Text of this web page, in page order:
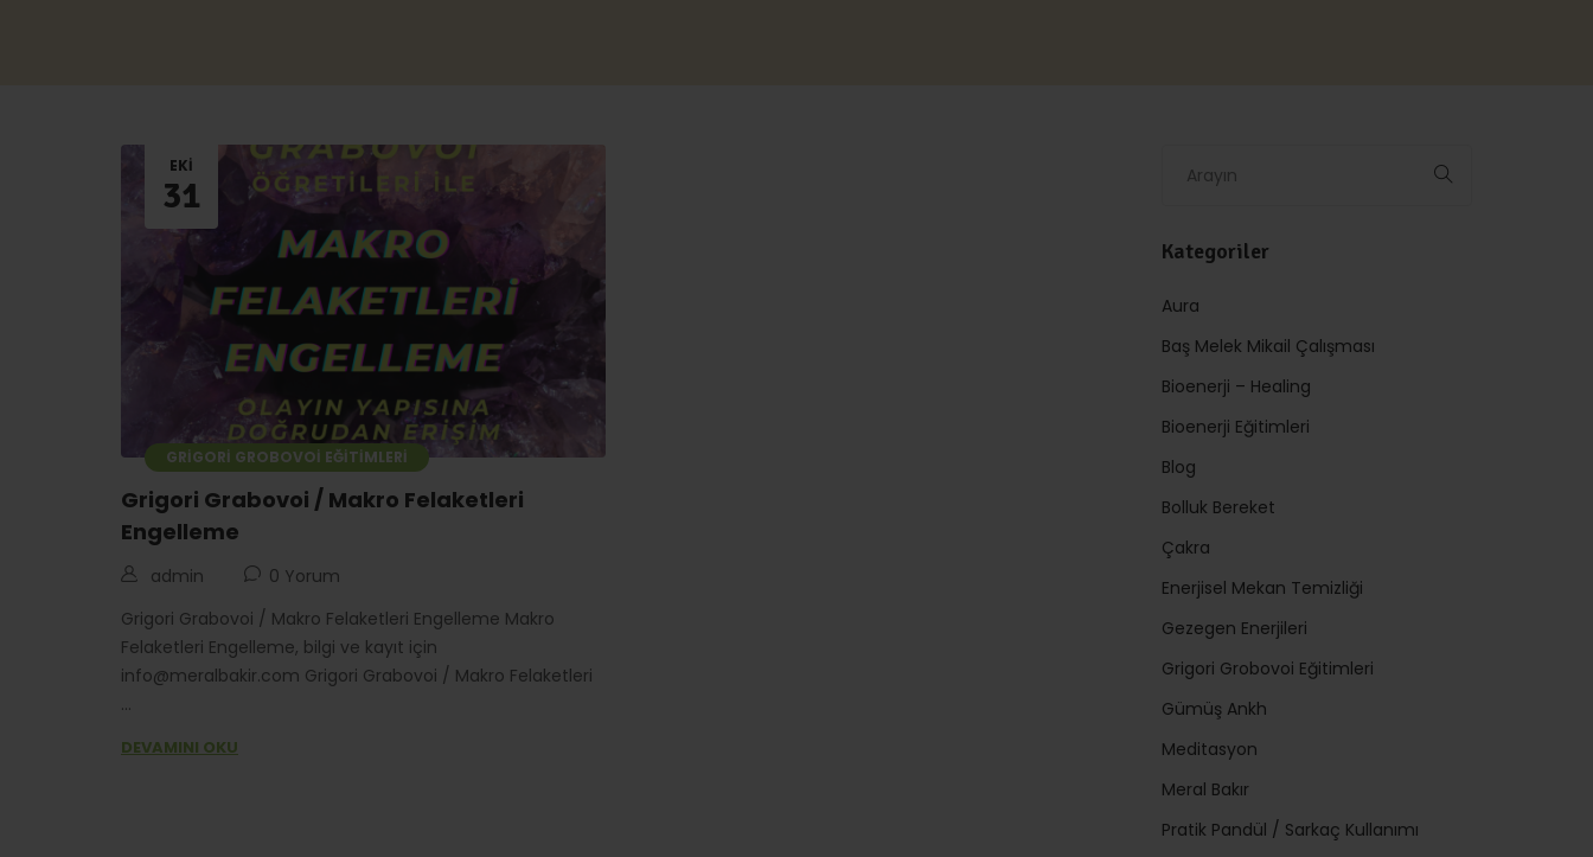
GRIGORI GROBOVOI EĞITIMLERI
EKI
31
Grigori Grabovoi / Makro Felaketleri
Engelleme
admin
0 Yorum
Grigori Grabovoi / Makro Felaketleri Engelleme Makro
Felaketleri Engelleme, bilgi ve kayıt için
info@meralbakir.com Grigori Grabovoi / Makro Felaketleri
...
DEVAMINI OKU
Kategoriler
Aura
Baş Melek Mikail Çalışması
Bioenerji – Healing
Bioenerji Eğitimleri
Blog
Bolluk Bereket
Çakra
Enerjisel Mekan Temizliği
Gezegen Enerjileri
Grigori Grobovoi Eğitimleri
Gümüş Ankh
Meditasyon
Meral Bakır
Pratik Pandül / Sarkaç Kullanımı